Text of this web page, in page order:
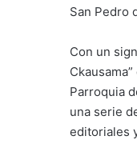
San Pedro
Con un
Parroquia
una serie
editoriales